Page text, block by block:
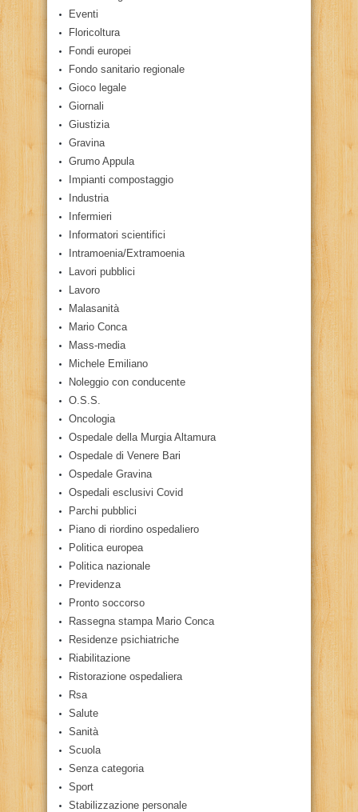
Eventi
Floricoltura
Fondi europei
Fondo sanitario regionale
Gioco legale
Giornali
Giustizia
Gravina
Grumo Appula
Impianti compostaggio
Industria
Infermieri
Informatori scientifici
Intramoenia/Extramoenia
Lavori pubblici
Lavoro
Malasanità
Mario Conca
Mass-media
Michele Emiliano
Noleggio con conducente
O.S.S.
Oncologia
Ospedale della Murgia Altamura
Ospedale di Venere Bari
Ospedale Gravina
Ospedali esclusivi Covid
Parchi pubblici
Piano di riordino ospedaliero
Politica europea
Politica nazionale
Previdenza
Pronto soccorso
Rassegna stampa Mario Conca
Residenze psichiatriche
Riabilitazione
Ristorazione ospedaliera
Rsa
Salute
Sanità
Scuola
Senza categoria
Sport
Stabilizzazione personale